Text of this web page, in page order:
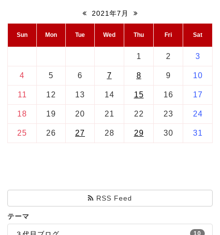
2021年7月
Sun Mon Tue Wed Thu Fri Sat
1 2 3
4 5 6 7 8 9 10
11 12 13 14 15 16 17
18 19 20 21 22 23 24
25 26 27 28 29 30 31
RSS Feed
テーマ